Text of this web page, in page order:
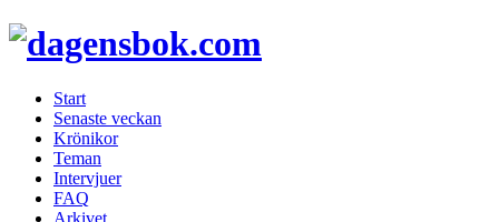
Start
Senaste veckan
Krönikor
Teman
Intervjuer
FAQ
Arkivet